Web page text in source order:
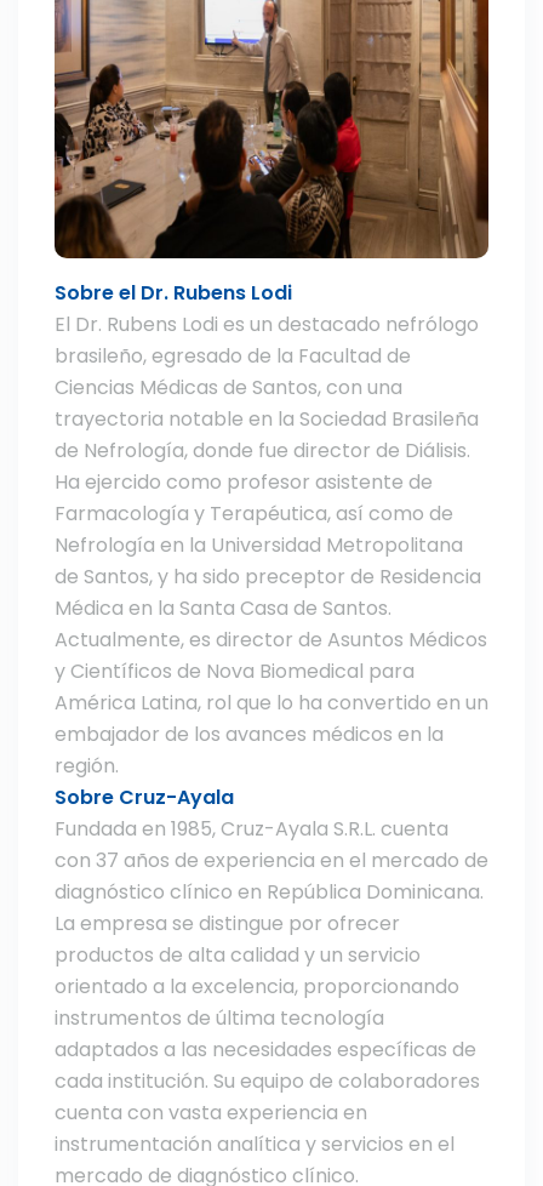
Sobre el Dr. Rubens Lodi
El Dr. Rubens Lodi es un destacado nefrólogo
brasileño, egresado de la Facultad de
Ciencias Médicas de Santos, con una
trayectoria notable en la Sociedad Brasileña
de Nefrología, donde fue director de Diálisis.
Ha ejercido como profesor asistente de
Farmacología y Terapéutica, así como de
Nefrología en la Universidad Metropolitana
de Santos, y ha sido preceptor de Residencia
Médica en la Santa Casa de Santos.
Actualmente, es director de Asuntos Médicos
y Científicos de Nova Biomedical para
América Latina, rol que lo ha convertido en un
embajador de los avances médicos en la
región.
Sobre Cruz-Ayala
Fundada en 1985, Cruz-Ayala S.R.L. cuenta
con 37 años de experiencia en el mercado de
diagnóstico clínico en República Dominicana.
La empresa se distingue por ofrecer
productos de alta calidad y un servicio
orientado a la excelencia, proporcionando
instrumentos de última tecnología
adaptados a las necesidades específicas de
cada institución. Su equipo de colaboradores
cuenta con vasta experiencia en
instrumentación analítica y servicios en el
mercado de diagnóstico clínico.